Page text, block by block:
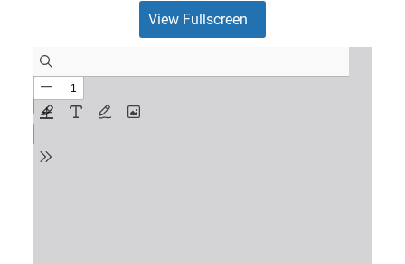
View Fullscreen